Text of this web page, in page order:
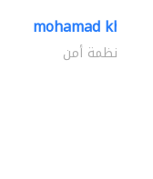
mohamad khayat
أنظمة أمن